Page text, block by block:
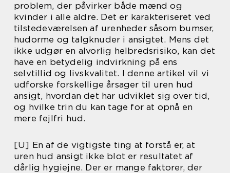
problem, der påvirker både mænd og
kvinder i alle aldre. Det er karakteriseret ved
tilstedeværelsen af urenheder såsom bumser,
hudorme og talgknuder i ansigtet. Mens det
ikke udgør en alvorlig helbredsrisiko, kan det
have en betydelig indvirkning på ens
selvtillid og livskvalitet. I denne artikel vil vi
udforske forskellige årsager til uren hud
ansigt, hvordan det har udviklet sig over tid,
og hvilke trin du kan tage for at opnå en
mere fejlfri hud.
[U] En af de vigtigste ting at forstå er, at
uren hud ansigt ikke blot er resultatet af
dårlig hygiejne. Der er mange faktorer, der